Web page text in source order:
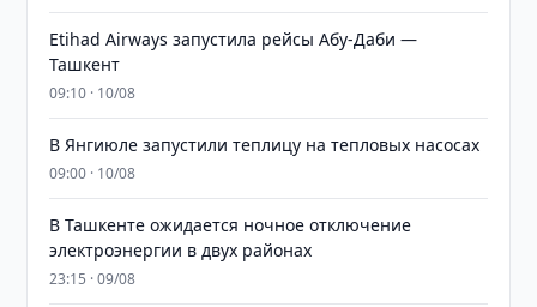
Etihad Airways запустила рейсы Абу-Даби —
Ташкент
09:10 · 10/08
В Янгиюле запустили теплицу на тепловых насосах
09:00 · 10/08
В Ташкенте ожидается ночное отключение
электроэнергии в двух районах
23:15 · 09/08